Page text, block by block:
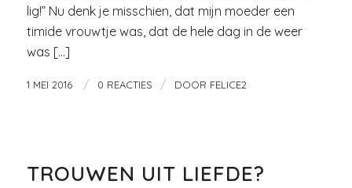
lig!” Nu denk je misschien, dat mijn moeder een
timide vrouwtje was, dat de hele dag in de weer
was […]
1 MEI 2016 / 0 REACTIES / DOOR FELICE2
TROUWEN UIT LIEFDE?